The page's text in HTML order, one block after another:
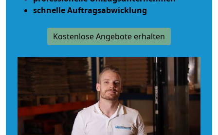
schnelle Auftragsabwicklung
Kostenlose Angebote erhalten